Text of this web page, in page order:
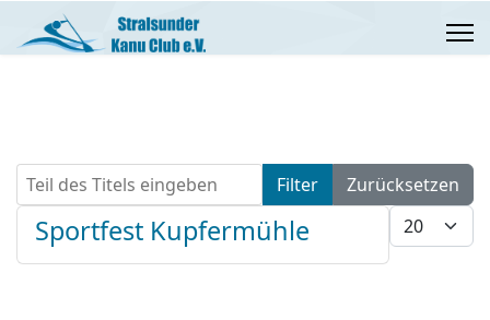
Teil des Titels eingeben Filter
Zurücksetzen
Anzeige #
Sportfest Kupfermühle